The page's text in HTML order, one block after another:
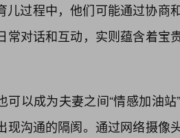
儿过程中，他们可能通过协商
常对话和互动，实则蕴含着宝
可以成为夫妻之间“情感加油
现沟通的隔阂。通过网络摄像